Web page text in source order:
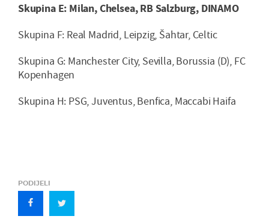
Skupina E: Milan, Chelsea, RB Salzburg, DINAMO
Skupina F: Real Madrid, Leipzig, Šahtar, Celtic
Skupina G: Manchester City, Sevilla, Borussia (D), FC
Kopenhagen
Skupina H: PSG, Juventus, Benfica, Maccabi Haifa
PODIJELI